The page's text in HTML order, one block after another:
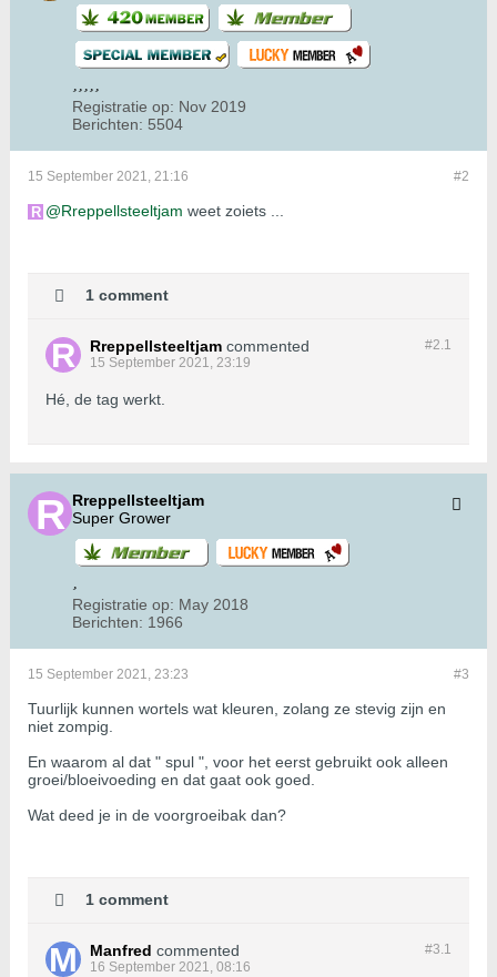
Registratie op: Nov 2019
Berichten: 5504
#2
15 September 2021, 21:16
Rreppellsteeltjam weet zoiets ...
1 comment
#2.1
Rreppellsteeltjam commented
15 September 2021, 23:19
Hé, de tag werkt.
Rreppellsteeltjam
Super Grower
Registratie op: May 2018
Berichten: 1966
#3
15 September 2021, 23:23
Tuurlijk kunnen wortels wat kleuren, zolang ze stevig zijn en
niet zompig.
En waarom al dat " spul ", voor het eerst gebruikt ook alleen
groei/bloeivoeding en dat gaat ook goed.
Wat deed je in de voorgroeibak dan?
1 comment
#3.1
Manfred commented
16 September 2021, 08:16